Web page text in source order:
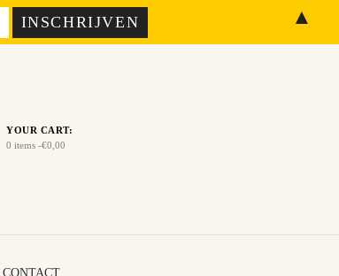
YOUR CART:
0 items -€0,00
CONTACT
▲